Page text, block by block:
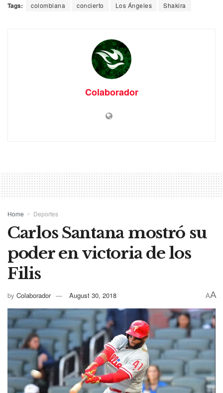
Tags: colombiana concierto Los Ángeles Shakira
Colaborador
Home Deportes
Carlos Santana mostró su
poder en victoria de los
Filis
by Colaborador August 30, 2018 AA